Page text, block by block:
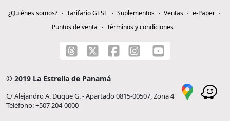
¿Quiénes somos? Tarifario GESE Suplementos Ventas
e-Paper
Puntos de venta
Términos y condiciones
© 2019 La Estrella de Panamá
C/ Alejandro A. Duque G. - Apartado 0815-00507, Zona 4
Teléfono: +507 204-0000